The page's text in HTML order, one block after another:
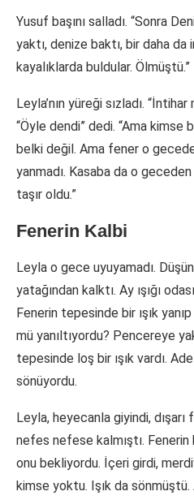
Yusuf başını salladı. “Sonra
yaktı, denize baktı, bir daha da
kayalıklarda buldular. Ölmüştü.”
Leyla’nın yüreği sızladı. “İntihar
“Öyle dendi” dedi. “Ama kimse
belki değil. Ama fener o
yanmadı. Kasaba da o
taşır oldu.”
Fenerin Kalbi
Leyla o gece uyuyamadı.
yatağından kalktı. Ay ışığı
Fenerin tepesinde bir ışık
mü yanıltıyordu? Pencereye
tepesinde loş bir ışık vardı.
sönüyordu.
Leyla, heyecanla giyindi, dışarı
nefes nefese kalmıştı. Fenerin
onu bekliyordu. İçeri girdi,
kimse yoktu. Işık da sönmüştü.